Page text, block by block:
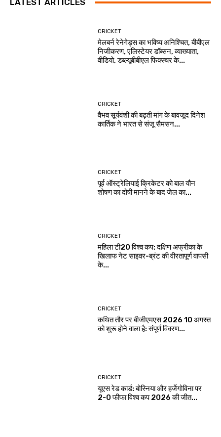
LATEST ARTICLES
CRICKET
मेलबर्न रेनेगेड्स का भविष्य अनिश्चित, बीबीएल
निजीकरण, एलिस्टेयर डॉब्सन, व्याख्याता,
वीडियो, डब्ल्यूबीबीएल फिक्स्चर के...
CRICKET
वैभव सूर्यवंशी की बढ़ती मांग के बावजूद दिनेश
कार्तिक ने भारत से संजू सैमसन...
CRICKET
पूर्व ऑस्ट्रेलियाई क्रिकेटर को बाल यौन
शोषण का दोषी मानने के बाद जेल का...
CRICKET
महिला टी20 विश्व कप: दक्षिण अफ्रीका के
खिलाफ नेट साइवर-ब्रंट की वीरतापूर्ण वापसी
के...
CRICKET
कथित तौर पर बीजीएमएस 2026 10 अगस्त
को शुरू होने वाला है: संपूर्ण विवरण...
CRICKET
यूएस रेड कार्ड: बोस्निया और हर्जेगोविना पर
2-0 फीफा विश्व कप 2026 की जीत...